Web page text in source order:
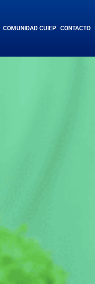
COMUNIDAD CUIEP CONTACTO